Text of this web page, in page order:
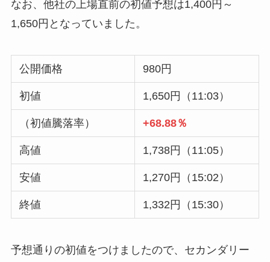
なお、他社の上場直前の初値予想は1,400円～
1,650円となっていました。
公開価格 980円
初値 1,650円（11:03）
（初値騰落率） +68.88％
高値 1,738円（11:05）
安値 1,270円（15:02）
終値 1,332円（15:30）
予想通りの初値をつけましたので、セカンダリー